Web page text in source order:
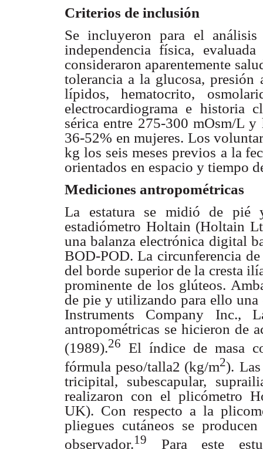
Criterios de inclusión
Se incluyeron para el
independencia física,
consideraron aparentemente
tolerancia a la glucosa, presión
lípidos, hematocrito,
electrocardiograma e historia
sérica entre 275-300 mOsm/L y
36-52% en mujeres. Los
kg los seis meses previos a la
orientados en espacio y tiempo
Mediciones antropométricas
La estatura se midió de pié
estadiómetro Holtain (Holtain
una balanza electrónica digital
BOD-POD. La circunferencia
del borde superior de la cresta
prominente de los glúteos.
de pie y utilizando para ello una
Instruments Company
Inc.,
antropométricas se hicieron de
(1989).26
El índice de masa
fórmula peso/talla2 (kg/m2).
tricipital,
subescapular,
realizaron con el plicómetro
UK). Con respecto a la
pliegues cutáneos se
observador.19
Para este